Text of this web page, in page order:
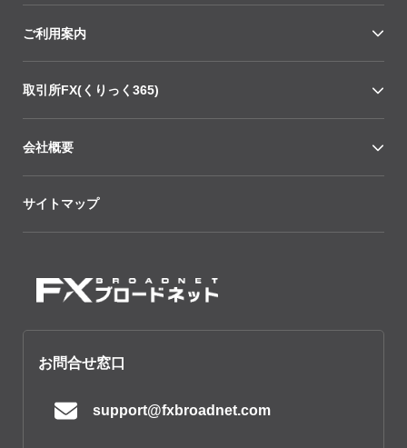
ご利用案内
取引所FX(くりっく365)
会社概要
サイトマップ
お問合せ窓口
support@fxbroadnet.com